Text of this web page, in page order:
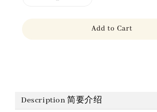
Add to Cart
Description 简要介绍